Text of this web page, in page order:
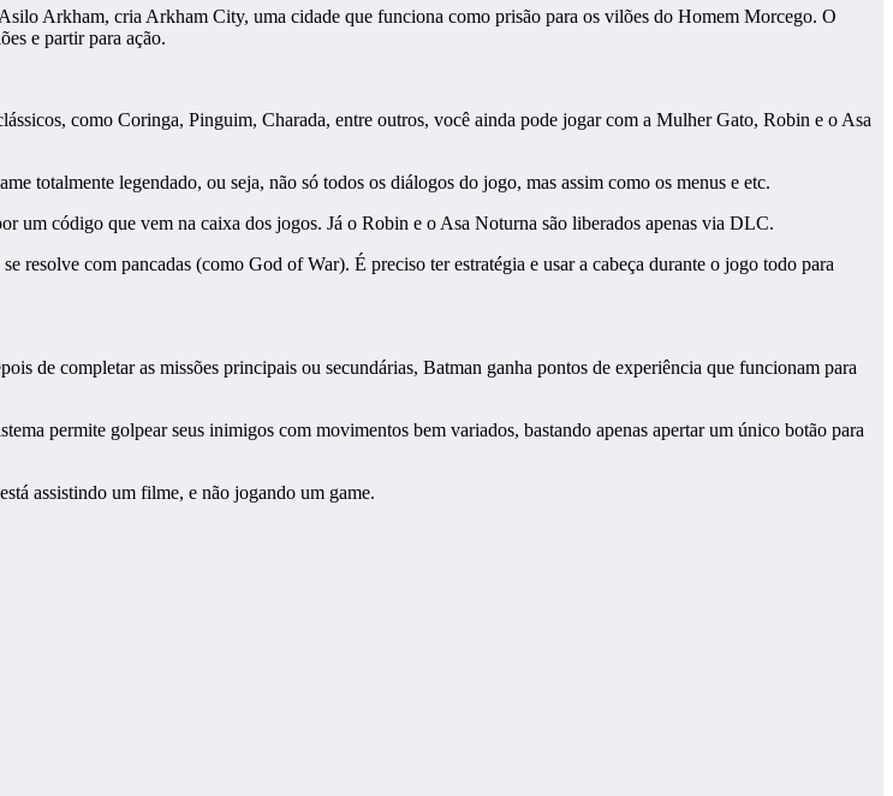
Arkham, cria Arkham City, uma cidade que funciona como prisão para os vilões do Homem Morcego. O
e partir para ação.
como Coringa, Pinguim, Charada, entre outros, você ainda pode jogar com a Mulher Gato, Robin e o Asa
totalmente legendado, ou seja, não só todos os diálogos do jogo, mas assim como os menus e etc.
um código que vem na caixa dos jogos. Já o Robin e o Asa Noturna são liberados apenas via DLC.
resolve com pancadas (como God of War). É preciso ter estratégia e usar a cabeça durante o jogo todo para
de completar as missões principais ou secundárias, Batman ganha pontos de experiência que funcionam para
permite golpear seus inimigos com movimentos bem variados, bastando apenas apertar um único botão para
assistindo um filme, e não jogando um game.